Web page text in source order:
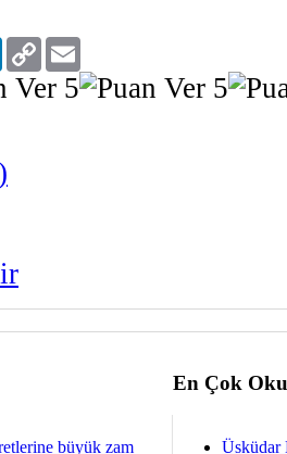
LinkedIn
Copy
Link
En Çok
büyük zam
Üsküdar